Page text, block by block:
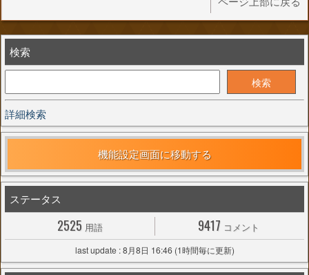
検索
詳細検索
機能設定画面に移動する
ステータス
2525 用語 9417 コメント
last update : 8月8日 16:46 (1時間毎に更新)